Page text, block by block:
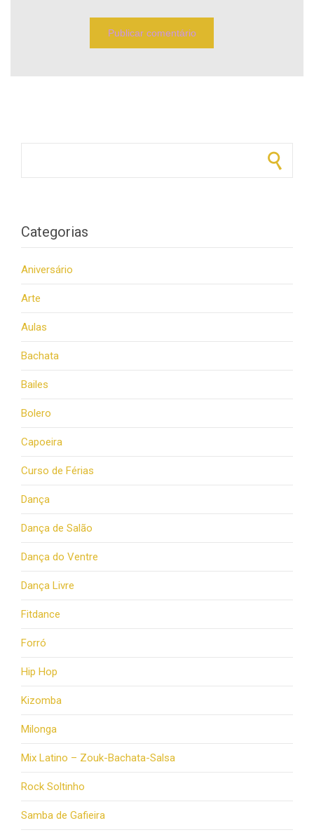
Categorias
Aniversário
Arte
Aulas
Bachata
Bailes
Bolero
Capoeira
Curso de Férias
Dança
Dança de Salão
Dança do Ventre
Dança Livre
Fitdance
Forró
Hip Hop
Kizomba
Milonga
Mix Latino – Zouk-Bachata-Salsa
Rock Soltinho
Samba de Gafieira